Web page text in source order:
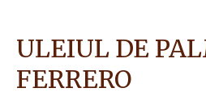
ULEIUL DE
FERRERO